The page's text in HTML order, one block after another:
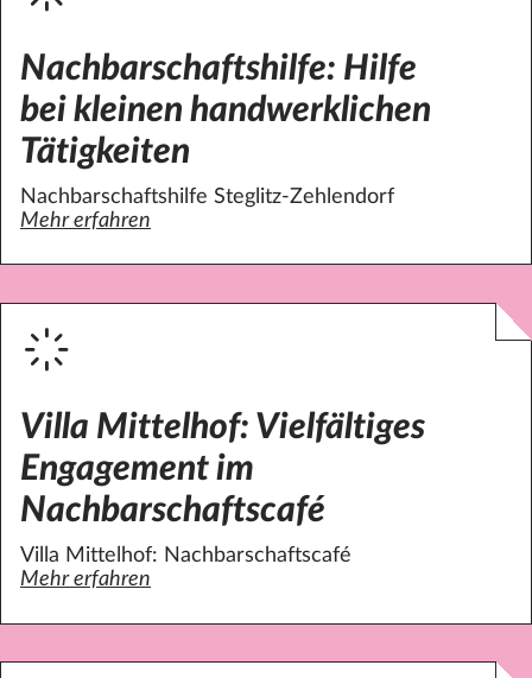
Nachbarschaftshilfe: Hilfe
bei kleinen handwerklichen
Tätigkeiten
Nachbarschaftshilfe Steglitz-Zehlendorf
Mehr erfahren
über Nachbarschaftshilfe: Hilfe bei kleinen
Villa Mittelhof: Vielfältiges
Engagement im
Nachbarschaftscafé
Villa Mittelhof: Nachbarschaftscafé
Mehr erfahren
über Villa Mittelhof: Vielfältiges Engagement im